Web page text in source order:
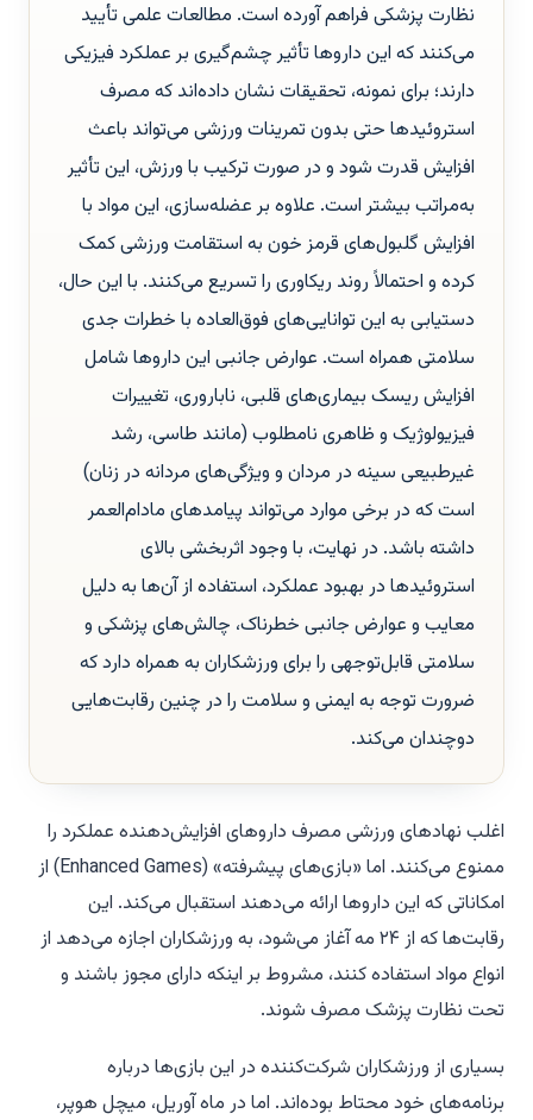
نظارت پزشکی فراهم آورده است. مطالعات علمی تأیید
می‌کنند که این داروها تأثیر چشم‌گیری بر عملکرد فیزیکی
دارند؛ برای نمونه، تحقیقات نشان داده‌اند که مصرف
استروئیدها حتی بدون تمرینات ورزشی می‌تواند باعث
افزایش قدرت شود و در صورت ترکیب با ورزش، این تأثیر
به‌مراتب بیشتر است. علاوه بر عضله‌سازی، این مواد با
افزایش گلبول‌های قرمز خون به استقامت ورزشی کمک
کرده و احتمالاً روند ریکاوری را تسریع می‌کنند. با این حال،
دستیابی به این توانایی‌های فوق‌العاده با خطرات جدی
سلامتی همراه است. عوارض جانبی این داروها شامل
افزایش ریسک بیماری‌های قلبی، ناباروری، تغییرات
فیزیولوژیک و ظاهری نامطلوب (مانند طاسی، رشد
غیرطبیعی سینه در مردان و ویژگی‌های مردانه در زنان)
است که در برخی موارد می‌تواند پیامدهای مادام‌العمر
داشته باشد. در نهایت، با وجود اثربخشی بالای
استروئیدها در بهبود عملکرد، استفاده از آن‌ها به دلیل
معایب و عوارض جانبی خطرناک، چالش‌های پزشکی و
سلامتی قابل‌توجهی را برای ورزشکاران به همراه دارد که
ضرورت توجه به ایمنی و سلامت را در چنین رقابت‌هایی
دوچندان می‌کند.
اغلب نهادهای ورزشی مصرف داروهای افزایش‌دهنده عملکرد را
ممنوع می‌کنند. اما «بازی‌های پیشرفته» (Enhanced Games) از
امکاناتی که این داروها ارائه می‌دهند استقبال می‌کند. این
رقابت‌ها که از ۲۴ مه آغاز می‌شود، به ورزشکاران اجازه می‌دهد از
انواع مواد استفاده کنند، مشروط بر اینکه دارای مجوز باشند و
تحت نظارت پزشک مصرف شوند.
بسیاری از ورزشکاران شرکت‌کننده در این بازی‌ها درباره
برنامه‌های خود محتاط بوده‌اند. اما در ماه آوریل، میچل هوپر،